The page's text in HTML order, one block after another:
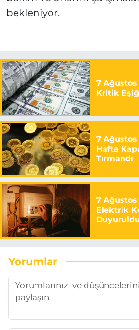
bekleniyor.
7 Ağustos
Kritik
7 Ağustos
Hafta
Tırmandı
7
Elektrik
Yorumlar